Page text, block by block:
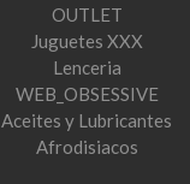
OUTLET
Juguetes XXX
Lenceria
WEB_OBSESSIVE
Aceites y Lubricantes
Afrodisiacos